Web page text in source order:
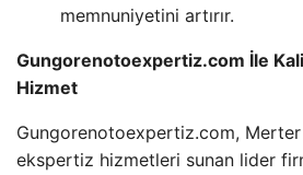
memnuniyetini artırır.
Gungorenotoexpertiz.com İle
Hizmet
Gungorenotoexpertiz.com,
ekspertiz hizmetleri sunan lider